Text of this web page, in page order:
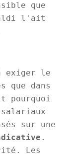
que
l'ait
exiger le
que dans
pourquoi
salariaux
sur une
.
Les